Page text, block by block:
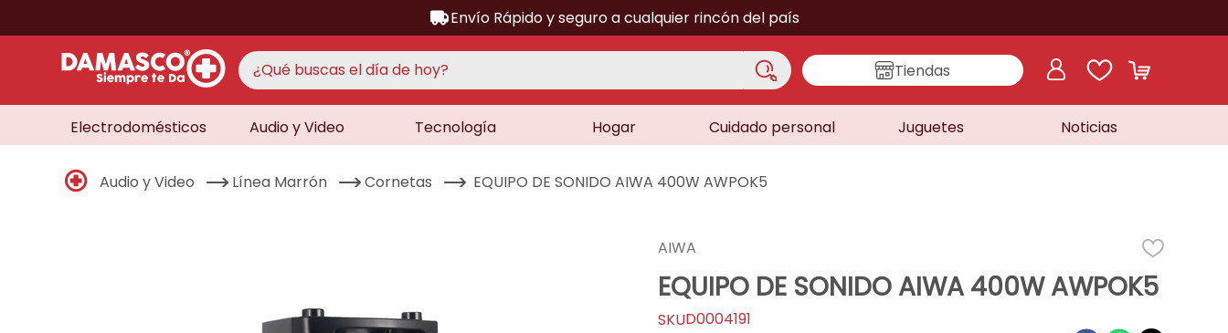
Envío Rápido y seguro a cualquier rincón del país
¿Qué buscas el día de hoy?
Tiendas
Electrodomésticos Audio y Video Tecnología Hogar Cuidado personal Juguetes Noticias
Audio y Video Línea Marrón Cornetas EQUIPO DE SONIDO AIWA 400W AWPOK5
AIWA
EQUIPO DE SONIDO AIWA 400W AWPOK5
D0004191
TÉRMINOS MÁS BUSCADOS
nevera
6. televisor